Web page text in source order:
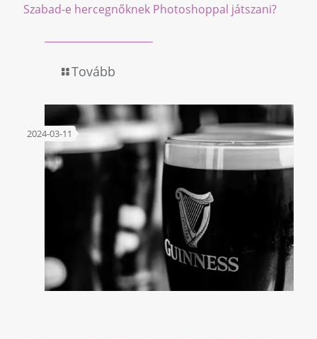
Szabad-e hercegnőknek Photoshoppal játszani?
Tovább
2024-03-11